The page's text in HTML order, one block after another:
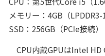
メモリー：4GB（LPDDR3-
SSD：256GB（PCIe接続）
CPU内蔵GPUはIntel HD